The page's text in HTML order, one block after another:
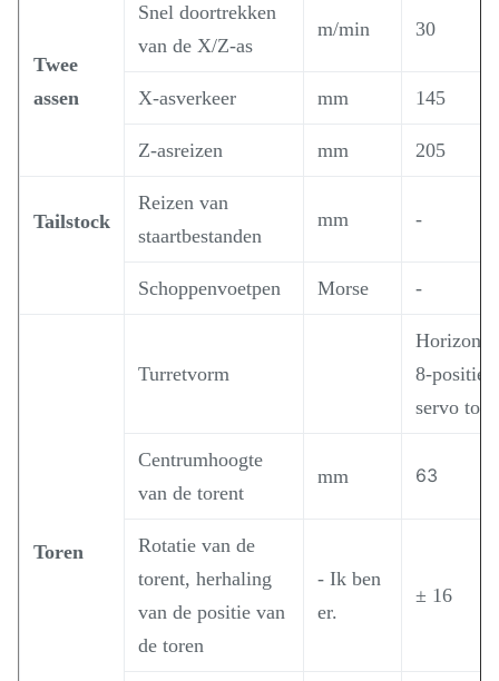
Twee
assen
Snel doortrekken
van de X/Z-as
m/min 30
X-asverkeer mm 145
Z-asreizen mm 205
Tailstock
Reizen van
staartbestanden
mm -
Schoppenvoetpen Morse -
Toren
Turretvorm
8-posities
servo
Centrumhoogte
van de torent
mm 63
Rotatie van de
torent, herhaling
van de positie van
de toren
- Ik ben
er.
± 16